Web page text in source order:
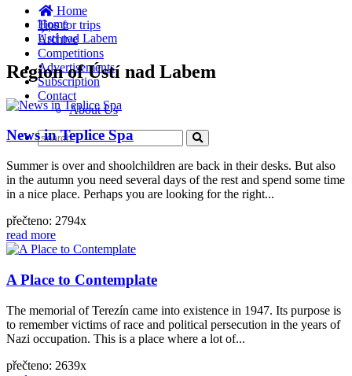
Home
Tips for trips
Archive
Competitions
Advertisements
Subscription
Contact
About Us
Home
Ústí nad Labem
Region of Ústí nad Labem
News in Teplice Spa
Summer is over and shoolchildren are back in their desks. But also
in the autumn you need several days of the rest and spend some time
in a nice place. Perhaps you are looking for the right...
přečteno: 2794x
read more
A Place to Contemplate
The memorial of Terezín came into existence in 1947. Its purpose is
to remember victims of race and political persecution in the years of
Nazi occupation. This is a place where a lot of...
přečteno: 2639x